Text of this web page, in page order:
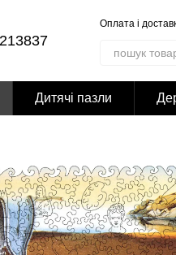
Оплата і
Публічна
Дитячі пазли